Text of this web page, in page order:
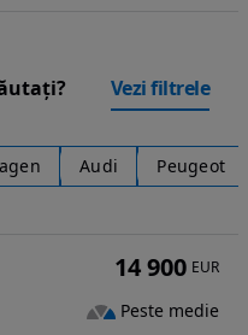
Vezi filtrele
Audi Peugeot
14 900 EUR
Peste medie